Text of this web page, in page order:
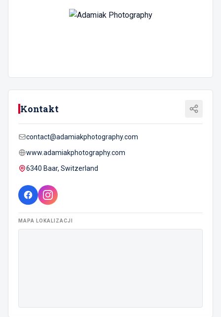
Kontakt
contact@adamiakphotography.com
www.adamiakphotography.com
6340 Baar, Switzerland
MAPA LOKALIZACJI